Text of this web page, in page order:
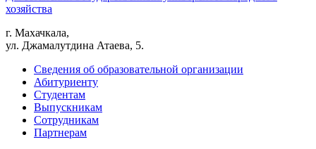
хозяйства
г. Махачкала,
ул. Джамалутдина Атаева, 5.
Сведения об образовательной организации
Абитуриенту
Студентам
Выпускникам
Сотрудникам
Партнерам